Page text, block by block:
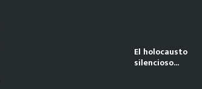
El holocausto
silencioso…